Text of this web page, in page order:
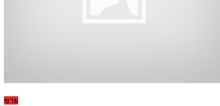
ขาย